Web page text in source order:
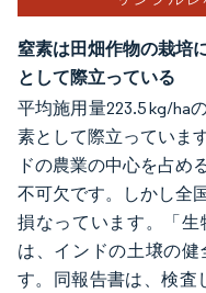
窒素は田畑作物の栽培
として際立っている
平均施用量223.5 kg/ha
素として際立っていま
ドの農業の中心を占め
不可欠です。しかし全
損なっています。「
は、インドの土壌の
す。同報告書は、検査